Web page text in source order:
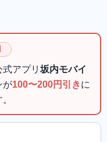
アプリ 坂内モバイ
が100〜200円引き に